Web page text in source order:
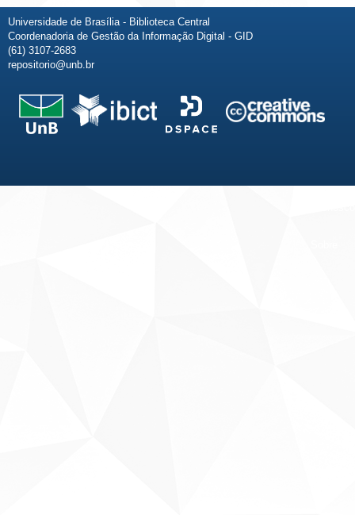
Universidade de Brasília - Biblioteca Central
Coordenadoria de Gestão da Informação Digital - GID
(61) 3107-2683
repositorio@unb.br